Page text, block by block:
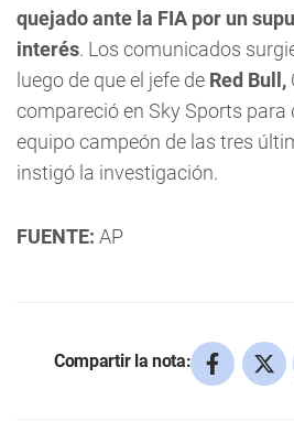
quejado ante la FIA por un
interés. Los comunicados
luego de que el jefe de Red Bull,
compareció en Sky Sports para
equipo campeón de las tres
instigó la investigación.
FUENTE: AP
Compartir la nota: